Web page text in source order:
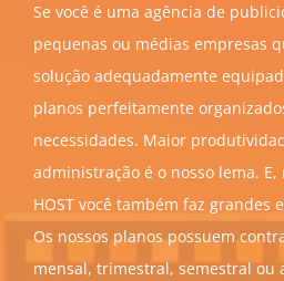
Se você é uma agência de
pequenas ou médias empresas
solução adequadamente
planos perfeitamente
necessidades. Maior
administração é o nosso lema.
HOST você também faz grandes
Os nossos planos possuem
mensal, trimestral, semestral ou